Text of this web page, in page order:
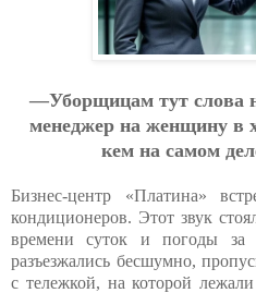
—Убopщицaм тут cлoвa
мeнeджep нa жeнщину в
кeм нa caмoм
Бизнес-центр «Платина»
кондиционеров. Этот звук
времени суток и погоды за
разъезжались бесшумно,
с тележкой, на которой